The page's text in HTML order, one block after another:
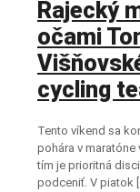
Rajecký
očami
cycling
Tento víkend sa
pohára v maratóne
tím je prioritná
podceniť. V piatok